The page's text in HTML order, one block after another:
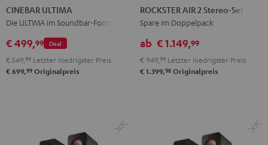
ULTIMA
Schwarz
ULTIMA
Weiß
CINEBAR ULTIMA
Die ULTIMA im Soundbar-Format
Deal
€ 499,99
€ 549, 99 Letzter niedrigster Preis
€ 699,99 Originalpreis
AIR
2
Set
Schwarz
ROCKSTER AIR 2 Stereo-Set
Spare im Doppelpack
ab € 1.149,99
€ 949, 99 Letzter niedrigster Preis
€ 1.399,98 Originalpreis